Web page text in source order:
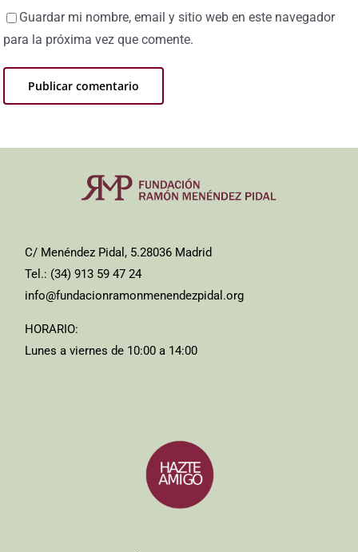
Guardar mi nombre, email y sitio web en este navegador
para la próxima vez que comente.
C/ Menéndez Pidal, 5.28036 Madrid
Tel.: (34) 913 59 47 24
info@fundacionramonmenendezpidal.org
HORARIO:
Lunes a viernes de 10:00 a 14:00